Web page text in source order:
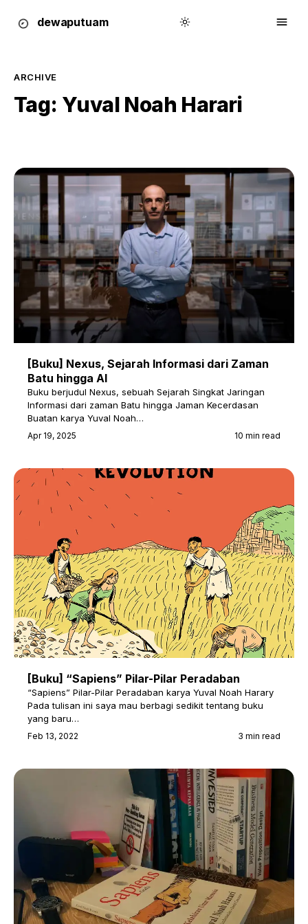
dewaputuam
ARCHIVE
Tag: Yuval Noah Harari
[Buku] Nexus, Sejarah Informasi dari Zaman
Batu hingga AI
Buku berjudul Nexus, sebuah Sejarah Singkat Jaringan
Informasi dari zaman Batu hingga Jaman Kecerdasan
Buatan karya Yuval Noah…
Apr 19, 2025 10 min read
[Buku] “Sapiens” Pilar-Pilar Peradaban
“Sapiens” Pilar-Pilar Peradaban karya Yuval Noah Harary
Pada tulisan ini saya mau berbagi sedikit tentang buku
yang baru…
Feb 13, 2022 3 min read